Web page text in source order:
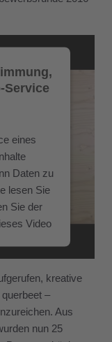
Service
eines
Daten zu
lesen Sie
Sie der
Video
kreative
–
Aus
nun 25